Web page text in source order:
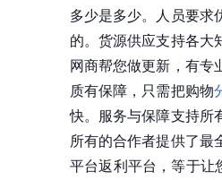
多少是多少。人员要求
的。货源供应支持各大
网商帮您做更新，有专
质有保障，只需把购物
快。服务与保障支持所
所有的合作者提供了最
平台返利平台，等于让